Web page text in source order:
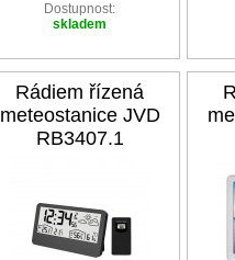
Dostupnost:
skladem
Rádiem řízená
meteostanice JVD
RB3407.1